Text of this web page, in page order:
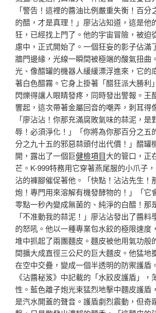
「警告！這裡的醬油比例嚴重失衡！百分
的醋，才是真理！」廖沾沾知道，這是他
狂，已經找上門了。他的宇宙冒險，被迫
慮中，正式開始了。一個狂妄的影子佔滿
牆門邊緣，光線一瞬間被極端的酸氣扭曲
光、像醋罐的機器人緩緩漂浮進來，它的
著白色醋霧。它身上掛著「醋狂派大勝利
閃爍得讓人眼睛發疼，同時發出警報。王
響起，這次帶著金屬回音的嘲弄，刺耳得
「廖沾沾！你那充滿腐敗氣味的蒜泥，是
辱！必須淨化！」「你將為你那百分之五
分之九十五的邪惡蒜頭付出代價！」醋罐
開，露出了一個巨健檢項目大的管口，正
芒。K-999特務用它穿著燕尾服的小爪子
沾的褲腳催促著他。「快點！沾沾先生！
炮！專門用來溶解有機發酵物的！」「它
零點一秒內變成無菌的、純淨的白醋！那
「不准動我的蒜泥！」廖沾沾發出了醬料
的怒吼。他以一種專業包水餃的極限速度
堆中抓起了兩團麵皮。麵皮被他用氣功般
間擴大成直徑三公尺的巨大麵皮。他猛地
在空中交疊，變成一個半透明的防禦護盾
《沾醬秘笈》中記載的「水餃皮護盾」，
性。藍色離子炮光束猛烈地擊中麵皮護盾
是汽水開蓋的聲音。護盾劇烈震動，但奇